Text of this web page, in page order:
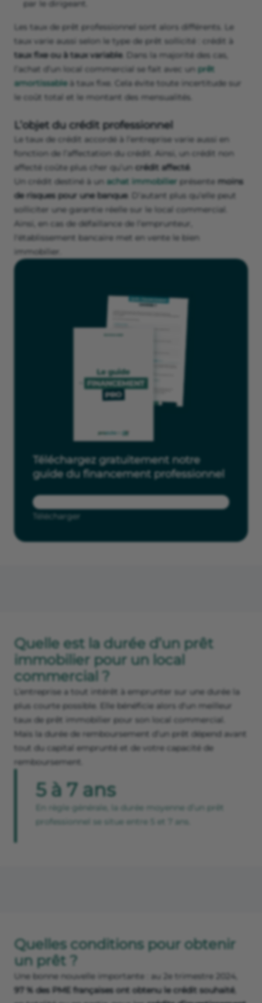
par le dirigeant.
Les taux de prêt professionnel sont alors différents. Le
taux varie aussi selon le type de prêt sollicité : crédit à
taux fixe ou à taux variable. Dans la majorité des cas,
l’achat d’un local commercial se fait avec un prêt
amortissableà taux fixe. Cela évite toute incertitude sur
le coût total et le montant des mensualités.
L’objet du crédit professionnel
Le taux de crédit accordé à l’entreprise varie aussi en
fonction de l’affectation du crédit. Ainsi, un crédit non
affecté coûte plus cher qu’un crédit affecté.
Un crédit destiné à un achat immobilier présente moins
de risques pour une banque. D’autant plus qu’elle peut
solliciter une garantie réelle sur le local commercial.
Ainsi, en cas de défaillance de l’emprunteur,
l'établissement bancaire met en vente le bien
immobilier.
Téléchargez gratuitement notre
guide du financement professionnel
Télécharger
Quelle est la durée d’un prêt
immobilier pour un local
commercial ?
L’entreprise a tout intérêt à emprunter sur une durée la
plus courte possible. Elle bénéficie alors d'un meilleur
taux de prêt immobilier pour son local commercial.
Mais la durée de remboursement d’un prêt dépend avant
tout du capital emprunté et de votre capacité de
remboursement.
5 à 7 ans
En règle générale, la durée moyenne d’un prêt
professionnel se situe entre 5 et 7 ans.
Quelles conditions pour obtenir
un prêt ?
Une bonne nouvelle importante : au 2e trimestre 2024,
97 % des PME françaises ont obtenu le crédit souhaité,